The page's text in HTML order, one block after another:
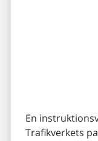
En
Trafikverkets